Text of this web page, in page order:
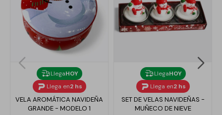
LlegaHOY
Llega en2 hs
VELA AROMÁTICA NAVIDEÑA
GRANDE - MODELO 1
LlegaHOY
Llega en2 hs
SET DE VELAS NAVIDEÑAS -
MUÑECO DE NIEVE